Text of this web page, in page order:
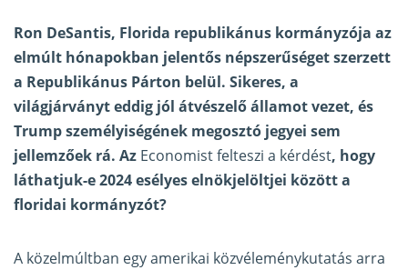
Ron DeSantis, Florida republikánus kormányzója az
elmúlt hónapokban jelentős népszerűséget szerzett
a Republikánus Párton belül. Sikeres, a
világjárványt eddig jól átvészelő államot vezet, és
Trump személyiségének megosztó jegyei sem
jellemzőek rá. Az Economist felteszi a kérdést, hogy
láthatjuk-e 2024 esélyes elnökjelöltjei között a
floridai kormányzót?
A közelmúltban egy amerikai közvéleménykutatás arra